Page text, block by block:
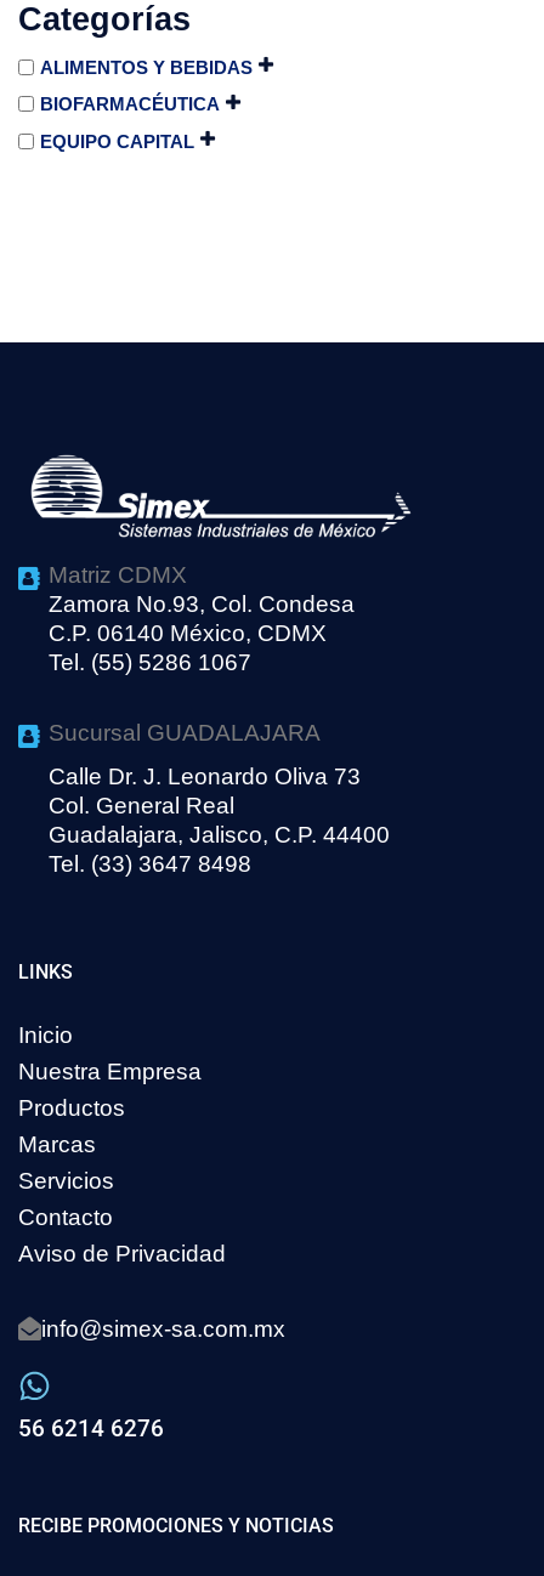
Categorías
ALIMENTOS Y BEBIDAS
BIOFARMACÉUTICA
EQUIPO CAPITAL
Matriz CDMX
Zamora No.93, Col. Condesa
C.P. 06140 México, CDMX
Tel. (55) 5286 1067
Sucursal GUADALAJARA
Calle Dr. J. Leonardo Oliva 73
Col. General Real
Guadalajara, Jalisco, C.P. 44400
Tel. (33) 3647 8498
LINKS
Inicio
Nuestra Empresa
Productos
Marcas
Servicios
Contacto
Aviso de Privacidad
info@simex-sa.com.mx
56 6214 6276
RECIBE PROMOCIONES Y NOTICIAS